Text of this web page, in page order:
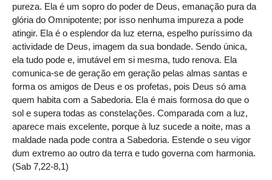
pureza. Ela é um sopro do poder de Deus, emanação pura da
glória do Omnipotente; por isso nenhuma impureza a pode
atingir. Ela é o esplendor da luz eterna, espelho puríssimo da
actividade de Deus, imagem da sua bondade. Sendo única,
ela tudo pode e, imutável em si mesma, tudo renova. Ela
comunica-se de geração em geração pelas almas santas e
forma os amigos de Deus e os profetas, pois Deus só ama
quem habita com a Sabedoria. Ela é mais formosa do que o
sol e supera todas as constelações. Comparada com a luz,
aparece mais excelente, porque à luz sucede a noite, mas a
maldade nada pode contra a Sabedoria. Estende o seu vigor
dum extremo ao outro da terra e tudo governa com harmonia.
(Sab 7,22-8,1)